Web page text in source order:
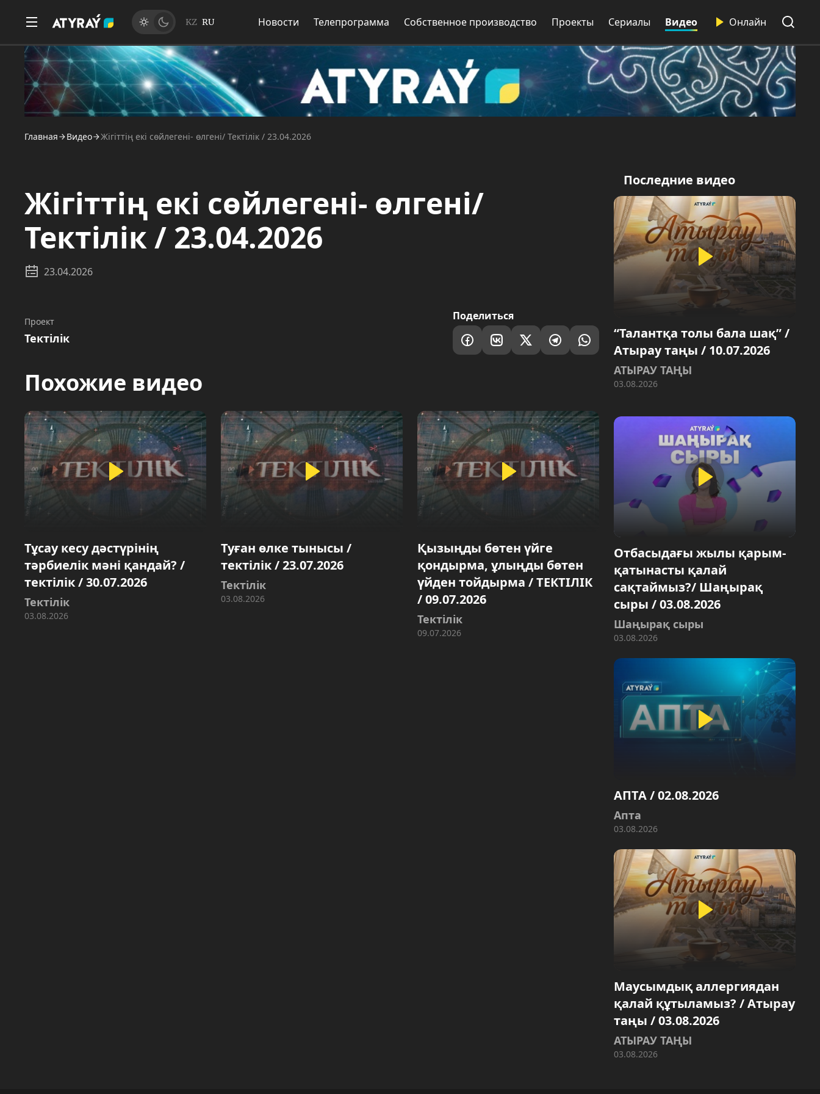
KZ RU Новости Телепрограмма Собственное производство Проекты Сериалы Видео Онлайн
Главная Видео Жігіттің екі сөйлегені- өлгені/ Тектілік / 23.04.2026
Жігіттің екі сөйлегені- өлгені/
Тектілік / 23.04.2026
23.04.2026
Проект
Тектілік
Поделиться
Похожие видео
Тұсау кесу дәстүрінің
тәрбиелік мәні қандай? /
тектілік / 30.07.2026
Тектілік
03.08.2026
Туған өлке тынысы /
тектілік / 23.07.2026
Тектілік
03.08.2026
Қызыңды бөтен үйге
қондырма, ұлыңды бөтен
үйден тойдырма / ТЕКТІЛІК
/ 09.07.2026
Тектілік
09.07.2026
Последние видео
“Талантқа толы бала шақ” /
Атырау таңы / 10.07.2026
АТЫРАУ ТАҢЫ
03.08.2026
Отбасыдағы жылы қарым-
қатынасты қалай
сақтаймыз?/ Шаңырақ
сыры / 03.08.2026
Шаңырақ сыры
03.08.2026
АПТА / 02.08.2026
Aпта
03.08.2026
Маусымдық аллергиядан
қалай құтыламыз? / Атырау
таңы / 03.08.2026
АТЫРАУ ТАҢЫ
03.08.2026